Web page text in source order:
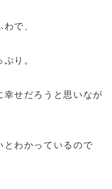
で、
り。
せだろうと思いなが
とわかっているので